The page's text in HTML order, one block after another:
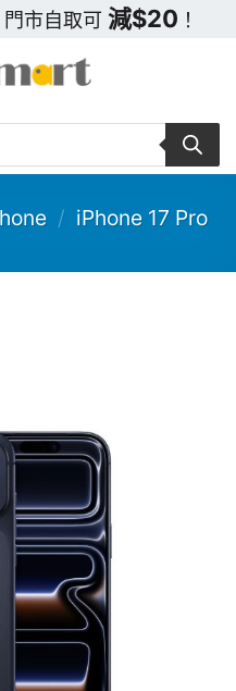
市自取可 減$20 ！
/ iPhone 17 Pro